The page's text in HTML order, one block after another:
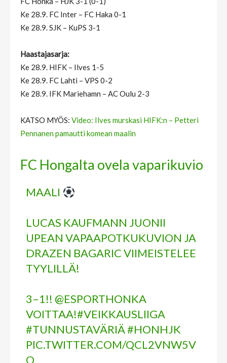
Ke 28.9. FC Inter – FC Haka 0-1
Ke 28.9. SJK – KuPS 3-1
Haastajasarja:
Ke 28.9. HIFK – Ilves 1-5
Ke 28.9. FC Lahti – VPS 0-2
Ke 28.9. IFK Mariehamn – AC Oulu 2-3
KATSO MYÖS: Video: Ilves murskasi HIFK:n – Petteri
Pennanen pamautti komean maalin
FC Hongalta ovela vaparikuvio
MAALI
LUCAS KAUFMANN JUONII
UPEAN VAPAAPOTKUKUVION JA
DRAZEN BAGARIC VIIMEISTELEE
TYYLILLÄ!
3–1!! @ESPORTHONKA
VOITTAA!#VEIKKAUSLIIGA
#TUNNUSTAVÄRIÄ#HONHJK
PIC.TWITTER.COM/QCL2VNW5V
O